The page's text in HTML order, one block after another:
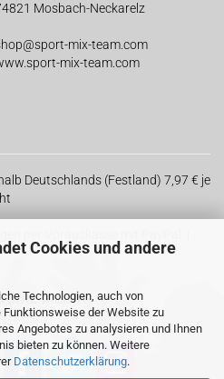
Cookies und andere
Technologien, auch von
der Website zu
Angebotes zu analysieren und Ihnen
bieten zu können. Weitere
Datenschutzerklärung.
Mosbach-Neckarelz
mix-team.com
mix-team.com
Deutschlands (Festland) 7,97 € je
MEDIA